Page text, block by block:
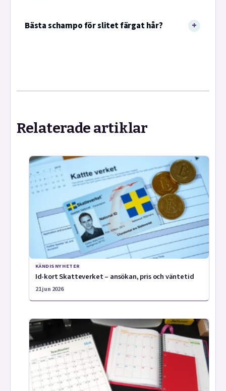
Bästa schampo för slitet färgat hår?
Relaterade artiklar
KÄNDISNYHETER
Id-kort Skatteverket – ansökan, pris och väntetid
21 jun 2026